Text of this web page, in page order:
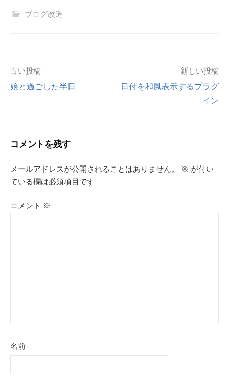
ブログ改造
投
ビ
ゲ
ー
シ
古い投稿
娘と過ごした半日
新しい投稿
日付を和風表示するプラグ
イン
コメントを残す
メールアドレスが公開されることはありません。 ※ が付い
ている欄は必須項目です
コメント ※
名前